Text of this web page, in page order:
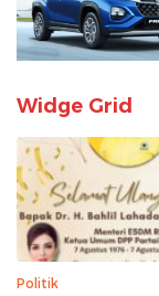
Widge Grid
Politik